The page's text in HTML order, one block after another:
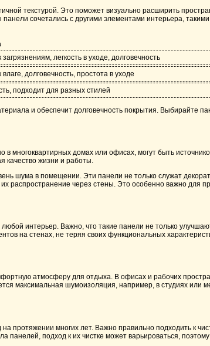
текстурой. Это поможет визуально расширить
сочетались с другими элементами интерьера,
загрязнениям, легкость в уходе, долговечность
влаге, долговечность, простота в уходе
подходит для разных стилей
и обеспечит долговечность покрытия. Выбирайте
многоквартирных домах или офисах, могут быть
качество жизни и работы.
шума в помещении. Эти панели не только служат
через стены. Это особенно важно для
интерьер. Важно, что такие панели не только
на стенах, не теряя своих функциональных
атмосферу для отдыха. В офисах и рабочих
максимальная шумоизоляция, например, в студиях или
протяжении многих лет. Важно правильно подходить к
подход к их чистке может варьироваться,